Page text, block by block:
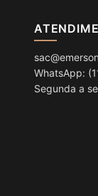
WhatsApp:
Segunda a